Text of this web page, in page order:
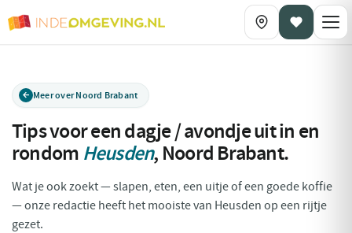
Meer over Noord Brabant
Tips voor een dagje / avondje uit in en
rondom Heusden, Noord Brabant.
Wat je ook zoekt — slapen, eten, een uitje of een goede koffie
— onze redactie heeft het mooiste van Heusden op een rijtje
gezet.